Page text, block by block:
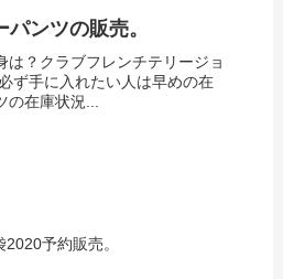
ンツの販売。
？クラブフレンチテリージョ
ず手に入れたい人は早めの在
在庫状況...
予約販売。